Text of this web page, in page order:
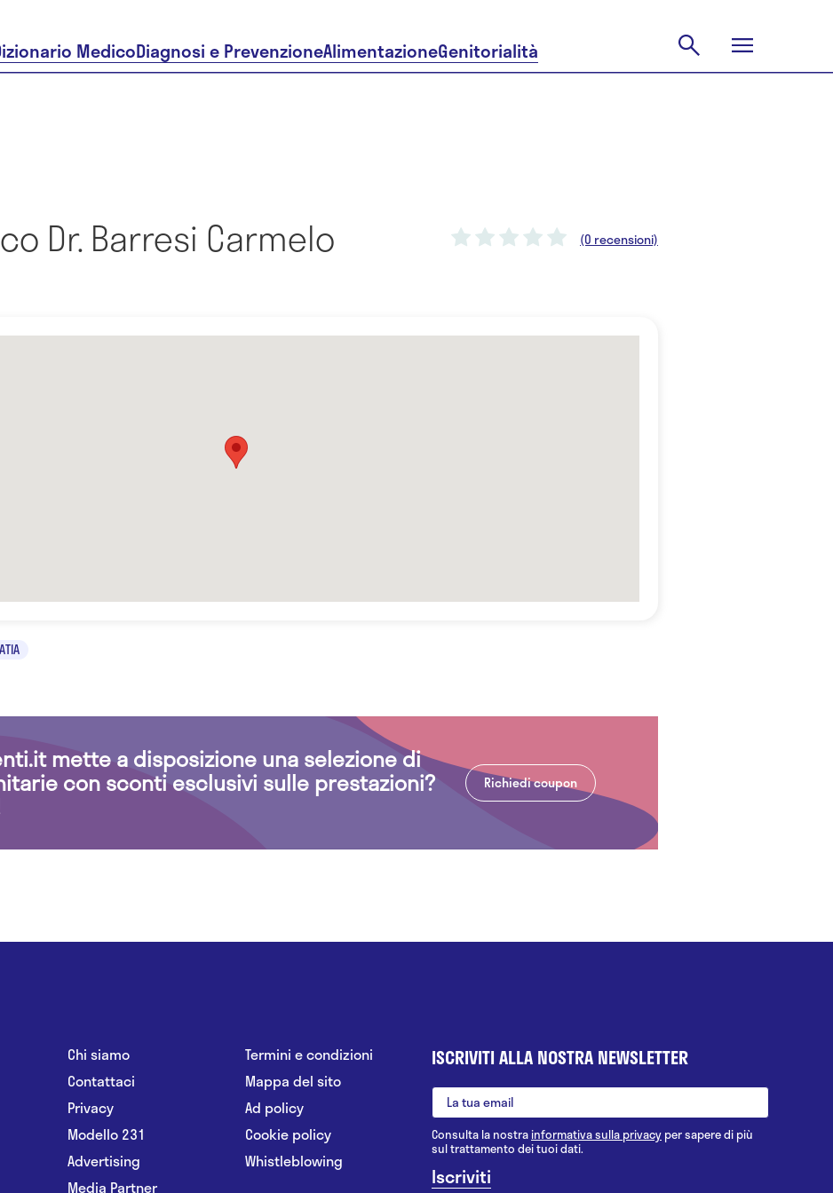
MedicoDiagnosi e PrevenzioneAlimentazioneGenitorialità
Dr. Barresi Carmelo (0 recensioni)
mette a disposizione una selezione di
con sconti esclusivi sulle prestazioni? Richiedi coupon
Chi siamo
Contattaci
Privacy
Modello 231
Advertising
Media Partner
Termini e condizioni
Mappa del sito
Ad policy
Cookie policy
Whistleblowing
ISCRIVITI ALLA NOSTRA NEWSLETTER
Consulta la nostrainformativa sulla privacy per sapere di più
sul trattamento dei tuoi dati.